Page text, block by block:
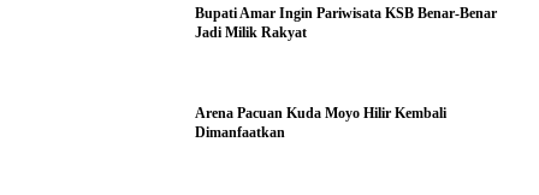
Bupati Amar Ingin Pariwisata KSB Benar-Benar
Jadi Milik Rakyat
Arena Pacuan Kuda Moyo Hilir Kembali
Dimanfaatkan